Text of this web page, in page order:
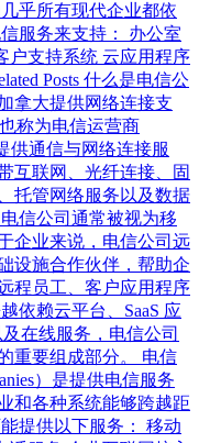
乎所有现代企业都依
服务来支持： 办公室
户支持系统 云应用程序
Posts 什么是电信公
拿大提供网络连接支
称为电信运营商
供通信与网络连接服
互联网、光纤连接、固
托管网络服务以及数据
信公司通常被视为移
企业来说，电信公司远
设施合作伙伴，帮助企
程员工、客户应用程序
依赖云平台、SaaS 应
在线服务，电信公司
重要组成部分。 电信
）是提供电信服务
和各种系统能够跨越距
提供以下服务： 移动